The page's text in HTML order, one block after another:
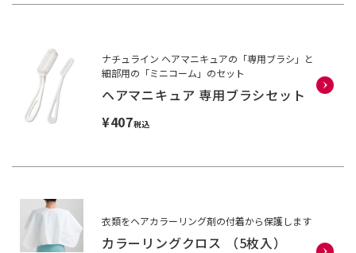
ナチュライン ヘアマニキュアの「専用ブラシ」と
細部用の「ミニコーム」のセット
ヘアマニキュア 専用ブラシセット
¥407税込
衣類をヘアカラーリング剤の付着から保護します
カラーリングクロス （5枚入）